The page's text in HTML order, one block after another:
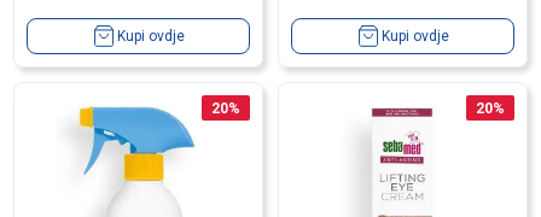
Kupi ovdje Kupi ovdje
20% 20%